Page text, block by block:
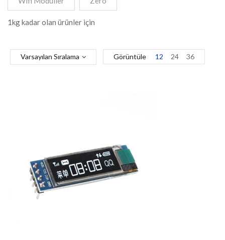
1kg kadar olan ürünler için
Varsayılan Sıralama Görüntüle 12 24 36